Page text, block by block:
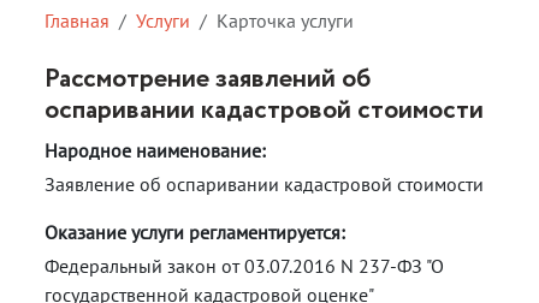
Главная Услуги Карточка услуги
Рассмотрение заявлений об
оспаривании кадастровой стоимости
Народное наименование:
Заявление об оспаривании кадастровой стоимости
Оказание услуги регламентируется:
Федеральный закон от 03.07.2016 N 237-ФЗ "О
государственной кадастровой оценке"